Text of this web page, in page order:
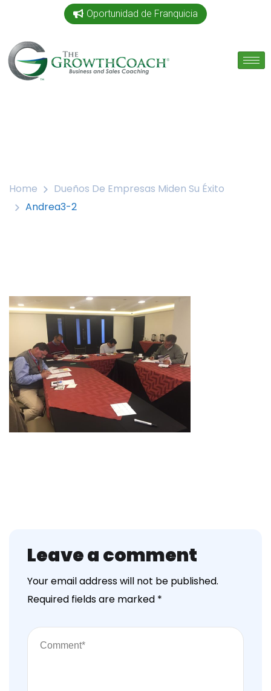
Oportunidad de Franquicia
Home
Dueños De Empresas Miden Su Éxito
Andrea3-2
Leave a comment
Your email address will not be published.
Required fields are marked *